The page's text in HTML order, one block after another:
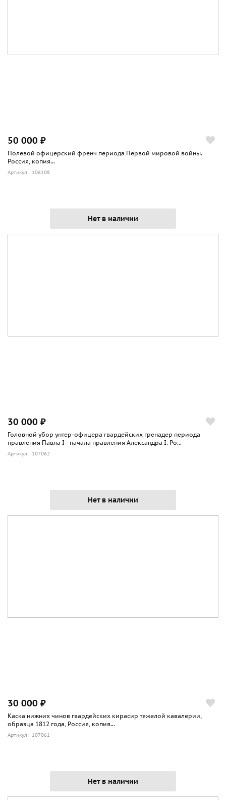
50 000 ₽
Полевой офицерский френч периода Первой мировой войны.
Россия, копия...
Артикул: 106108
Нет в наличии
30 000 ₽
Головной убор унтер-офицера гвардейских гренадер периода
правления Павла I - начала правления Александра I. Ро...
Артикул: 107062
Нет в наличии
30 000 ₽
Каска нижних чинов гвардейских кирасир тяжелой кавалерии,
образца 1812 года, Россия, копия...
Артикул: 107061
Нет в наличии